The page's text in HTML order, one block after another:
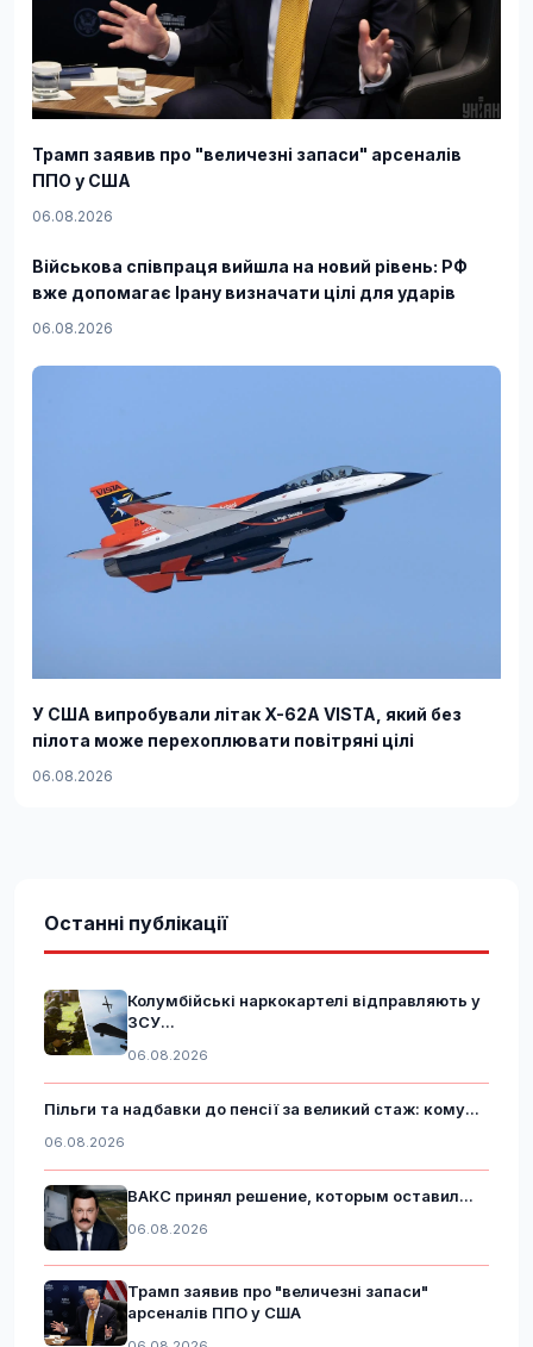
Трамп заявив про "величезні запаси" арсеналів
ППО у США
06.08.2026
Військова співпраця вийшла на новий рівень: РФ
вже допомагає Ірану визначати цілі для ударів
06.08.2026
У США випробували літак X-62A VISTA, який без
пілота може перехоплювати повітряні цілі
06.08.2026
Останні публікації
Колумбійські наркокартелі відправляють у
ЗСУ...
06.08.2026
Пільги та надбавки до пенсії за великий стаж: кому...
06.08.2026
ВАКС принял решение, которым оставил...
06.08.2026
Трамп заявив про "величезні запаси"
арсеналів ППО у США